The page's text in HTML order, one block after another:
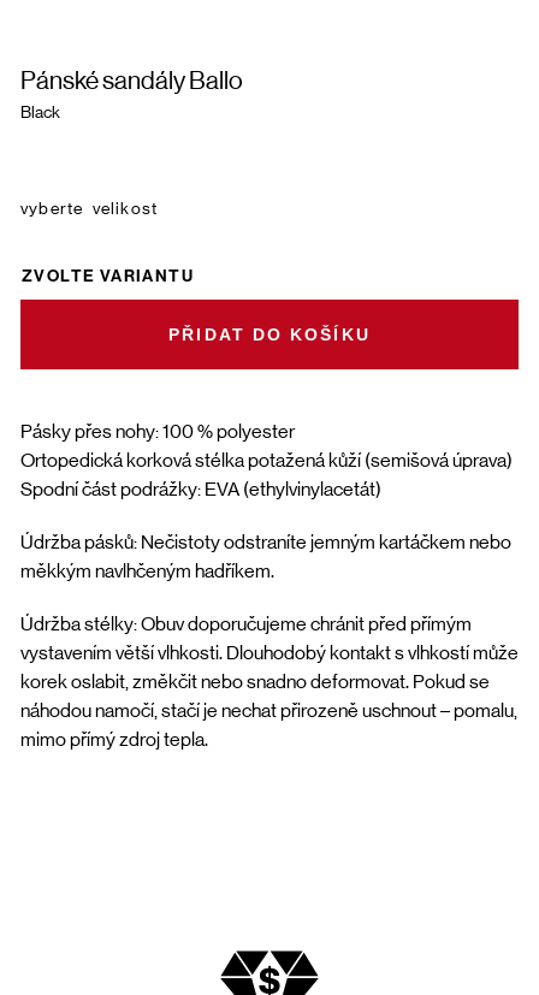
Pánské sandály Ballo
Black
Pásky přes nohy: 100 % polyester
Ortopedická korková stélka potažená kůží (semišová úprava)
Spodní část podrážky: EVA (ethylvinylacetát)
Údržba pásků: Nečistoty odstraníte jemným kartáčkem nebo
měkkým navlhčeným hadříkem.
Údržba stélky: Obuv doporučujeme chránit před přímým
vystavením větší vlhkosti. Dlouhodobý kontakt s vlhkostí může
korek oslabit, změkčit nebo snadno deformovat. Pokud se
náhodou namočí, stačí je nechat přirozeně uschnout – pomalu,
mimo přímý zdroj tepla.
velikost
ZVOLTE VARIANTU
DO KOŠÍKU